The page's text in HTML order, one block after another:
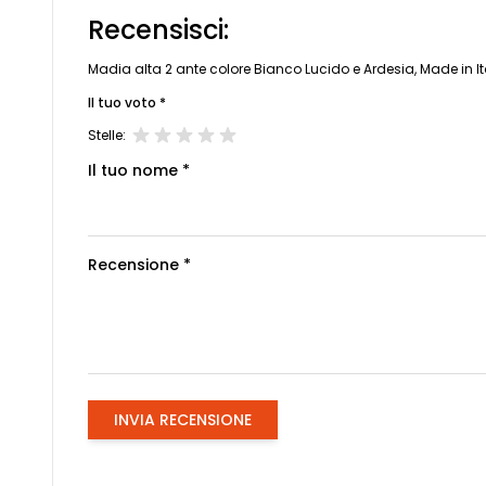
Recensisci:
Madia alta 2 ante colore Bianco Lucido e Ardesia, Made in
Il tuo voto *
Stelle:
Il tuo nome *
Recensione *
INVIA RECENSIONE